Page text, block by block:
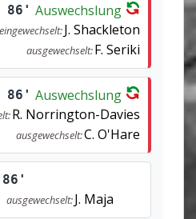
86' Auswechslung
eingewechselt:J. Shackleton
ausgewechselt:F. Seriki
86' Auswechslung
R. Norrington-Davies
ausgewechselt:C. O'Hare
86'
ausgewechselt:J. Maja